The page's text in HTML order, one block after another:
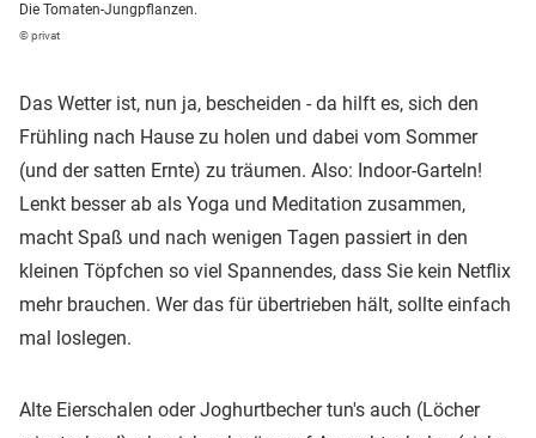
Die Tomaten-Jungpflanzen.
© privat
Das Wetter ist, nun ja, bescheiden - da hilft es, sich den
Frühling nach Hause zu holen und dabei vom Sommer
(und der satten Ernte) zu träumen. Also: Indoor-Garteln!
Lenkt besser ab als Yoga und Meditation zusammen,
macht Spaß und nach wenigen Tagen passiert in den
kleinen Töpfchen so viel Spannendes, dass Sie kein Netflix
mehr brauchen. Wer das für übertrieben hält, sollte einfach
mal loslegen.
Alte Eierschalen oder Joghurtbecher tun's auch (Löcher